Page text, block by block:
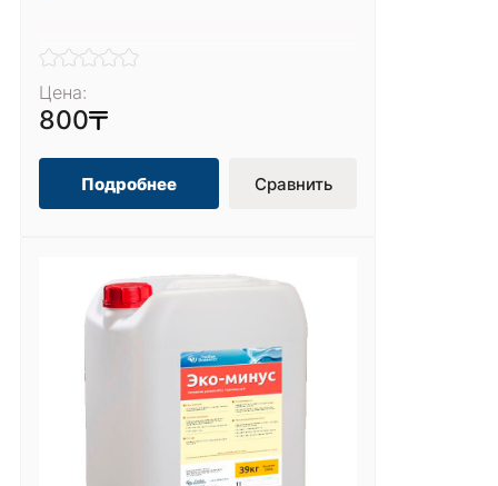
Цена:
800
Подробнее Сравнить